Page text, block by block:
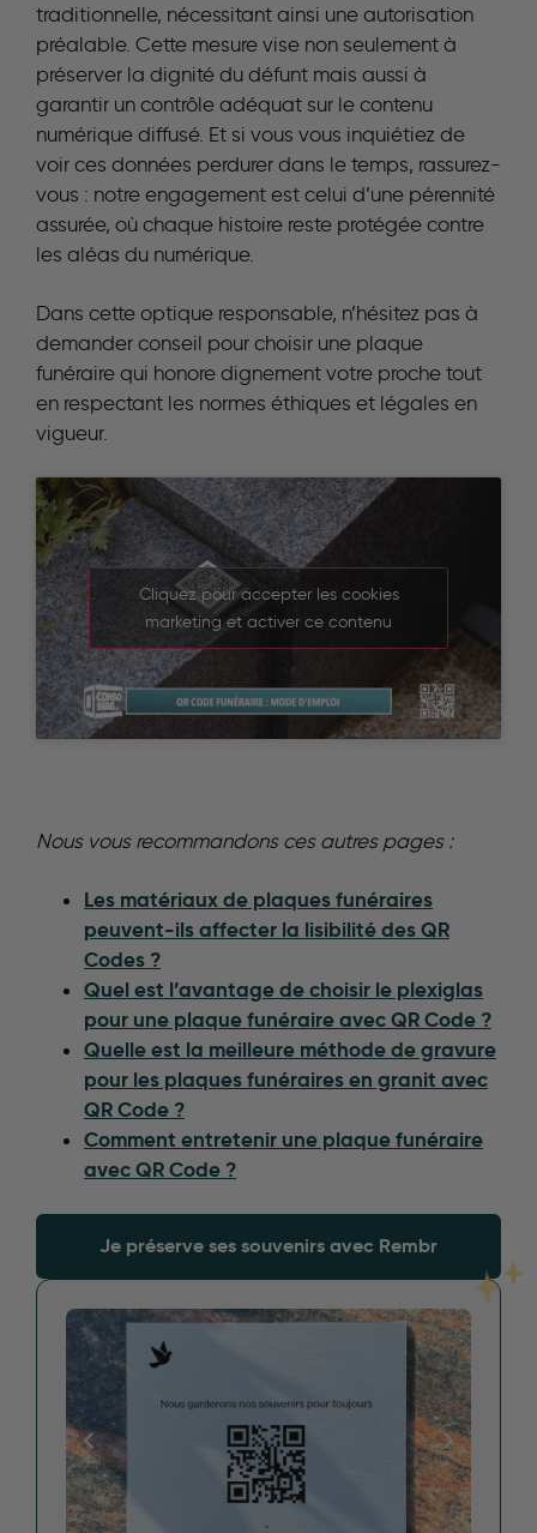
traditionnelle, nécessitant ainsi une autorisation
préalable. Cette mesure vise non seulement à
préserver la dignité du défunt mais aussi à
garantir un contrôle adéquat sur le contenu
numérique diffusé. Et si vous vous inquiétiez de
voir ces données perdurer dans le temps, rassurez-
vous : notre engagement est celui d’une pérennité
assurée, où chaque histoire reste protégée contre
les aléas du numérique.
Dans cette optique responsable, n’hésitez pas à
demander conseil pour choisir une plaque
funéraire qui honore dignement votre proche tout
en respectant les normes éthiques et légales en
vigueur.
Cliquez pour accepter les cookies
marketing et activer ce contenu
Nous vous recommandons ces autres pages :
Les matériaux de plaques funéraires
peuvent-ils affecter la lisibilité des QR
Codes ?
Quel est l’avantage de choisir le plexiglas
pour une plaque funéraire avec QR Code ?
Quelle est la meilleure méthode de gravure
pour les plaques funéraires en granit avec
QR Code ?
Comment entretenir une plaque funéraire
avec QR Code ?
Je préserve ses souvenirs avec Rembr